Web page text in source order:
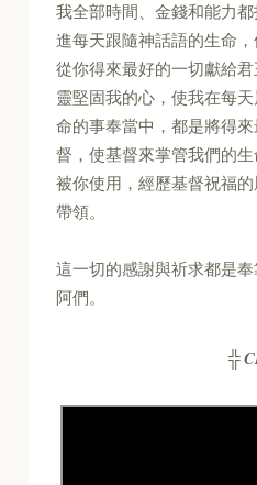
我全部時間、金錢和能力
進每天跟隨神話語的生命
從你得來最好的一切獻給
靈堅固我的心，使我在每
命的事奉當中，都是將得
督，使基督來掌管我們的
被你使用，經歷基督祝福
帶領。
這一切的感謝與祈求都是
阿們。
╬